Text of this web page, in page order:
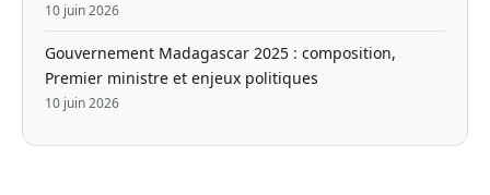
10 juin 2026
Gouvernement Madagascar 2025 : composition,
Premier ministre et enjeux politiques
10 juin 2026